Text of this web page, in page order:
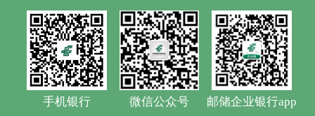
手机银行 微信公众号 邮储企业银行app